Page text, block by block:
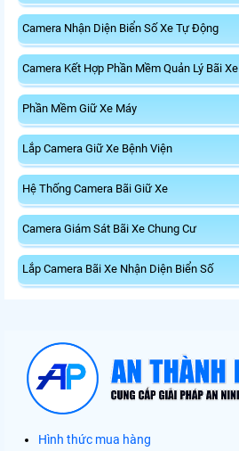
Camera Nhận Diện Biển Số Xe Tự Động
Camera Kết Hợp Phần Mềm Quản Lý Bãi Xe
Phần Mềm Giữ Xe Máy
Lắp Camera Giữ Xe Bệnh Viện
Hệ Thống Camera Bãi Giữ Xe
Camera Giám Sát Bãi Xe Chung Cư
Lắp Camera Bãi Xe Nhận Diện Biển Số
Hình thức mua hàng